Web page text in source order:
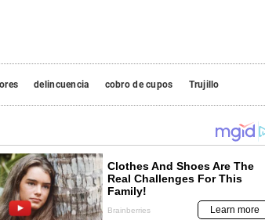
delincuencia cobro de cupos Trujillo